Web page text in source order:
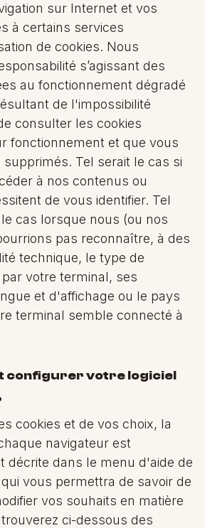
sur Internet et vos
à certains services
de cookies. Nous
s’agissant des
au fonctionnement dégradé
de l'impossibilité
consulter les cookies
fonctionnement et que vous
Tel serait le cas si
à nos contenus ou
de vous identifier. Tel
cas lorsque nous (ou nos
pas reconnaître, à des
technique, le type de
votre terminal, ses
et d'affichage ou le pays
terminal semble connecté à
votre logiciel
cookies et de vos choix, la
navigateur est
décrite dans le menu d'aide de
vous permettra de savoir de
vos souhaits en matière
ci-dessous des